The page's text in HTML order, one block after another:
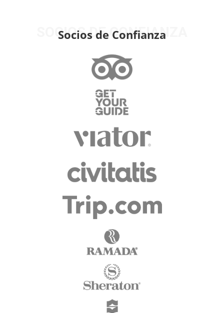
SOCIOS DE CONFIANZA
Socios de Confianza